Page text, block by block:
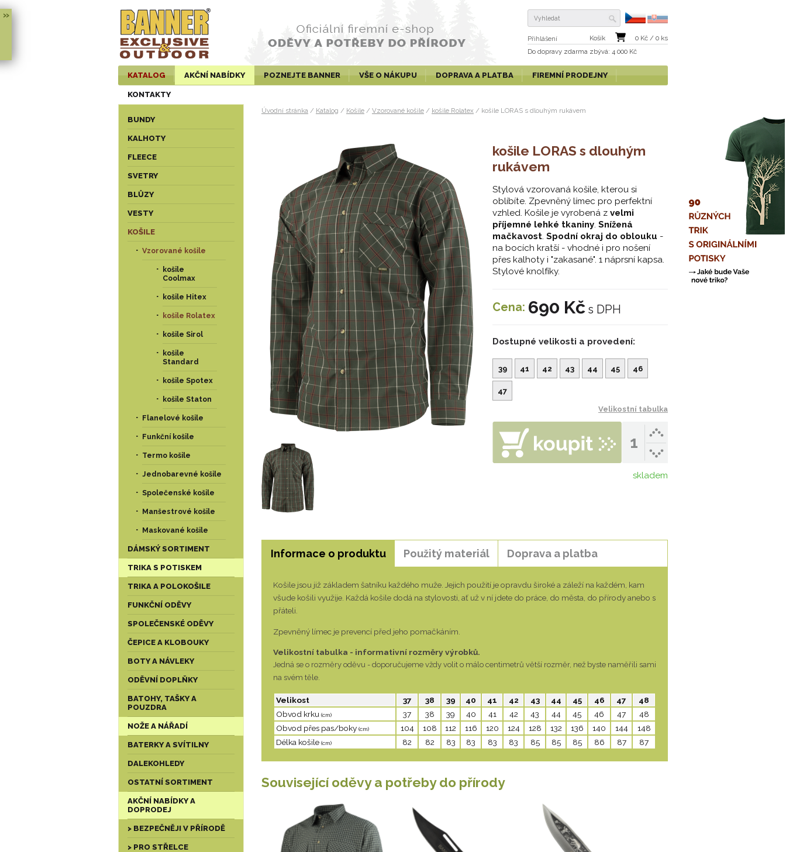
»
Přihlášení Košík 0Kč / 0ks
Do dopravy zdarma zbývá: 4 000 Kč
KATALOG AKČNÍ NABÍDKY POZNEJTE BANNER VŠE O NÁKUPU DOPRAVA A PLATBA FIREMNÍ PRODEJNY
KONTAKTY
BUNDY
KALHOTY
FLEECE
SVETRY
BLŮZY
VESTY
KOŠILE
Vzorované košile
košile
Coolmax
košile Hitex
košile Rolatex
košile Sirol
košile
Standard
košile Spotex
košile Staton
Flanelové košile
Funkční košile
Termo košile
Jednobarevné košile
Společenské košile
Manšestrové košile
Maskované košile
DÁMSKÝ SORTIMENT
TRIKA S POTISKEM
TRIKA A POLOKOŠILE
FUNKČNÍ ODĚVY
SPOLEČENSKÉ ODĚVY
ČEPICE A KLOBOUKY
BOTY A NÁVLEKY
ODĚVNÍ DOPLŇKY
BATOHY, TAŠKY A
POUZDRA
NOŽE A NÁŘADÍ
BATERKY A SVÍTILNY
DALEKOHLEDY
OSTATNÍ SORTIMENT
AKČNÍ NABÍDKY A
DOPRODEJ
> BEZPEČNĚJI V PŘÍRODĚ
> PRO STŘELCE
Úvodní stránka / Katalog / Košile / Vzorované košile / košile Rolatex / košile LORAS s dlouhým rukávem
košile LORAS s dlouhým
rukávem
Stylová vzorovaná košile, kterou si
oblíbíte. Zpevněný límec pro perfektní
vzhled. Košile je vyrobená z velmi
příjemné lehké tkaniny. Snížená
mačkavost. Spodní okraj do oblouku -
na bocích kratší - vhodné i pro nošení
přes kalhoty i "zakasané". 1 náprsní kapsa.
Stylové knolfíky.
Cena: 690 Kč s DPH
Dostupné velikosti a provedení:
39 41 42 43 44 45 46
47
Velikostní tabulka
skladem
Informace o produktu Použitý materiál Doprava a platba
Košile jsou již základem šatníku každého muže. Jejich použití je opravdu široké a záleží na každém, kam
všude košili využije. Každá košile dodá na stylovosti, ať už v ní jdete do práce, do města, do přírody anebo s
přáteli.
Zpevněný límec je prevencí před jeho pomačkáním.
Velikostní tabulka - informativní rozměry výrobků.
Jedná se o rozměry oděvu - doporučujeme vždy volit o málo centimetrů větší rozměr, než byste naměřili sami
na svém těle.
Velikost 37 38 39 40 41 42 43 44 45 46 47
48
Obvod krku (cm) 37 38 39 40 41 42 43 44 45 46 47
48
Obvod přes pas/boky (cm) 104 108 112 116 120 124 128 132 136 140 144
148
Délka košile (cm) 82 82 83 83 83 83 85 85 85 86 87 87
Související oděvy a potřeby do přírody